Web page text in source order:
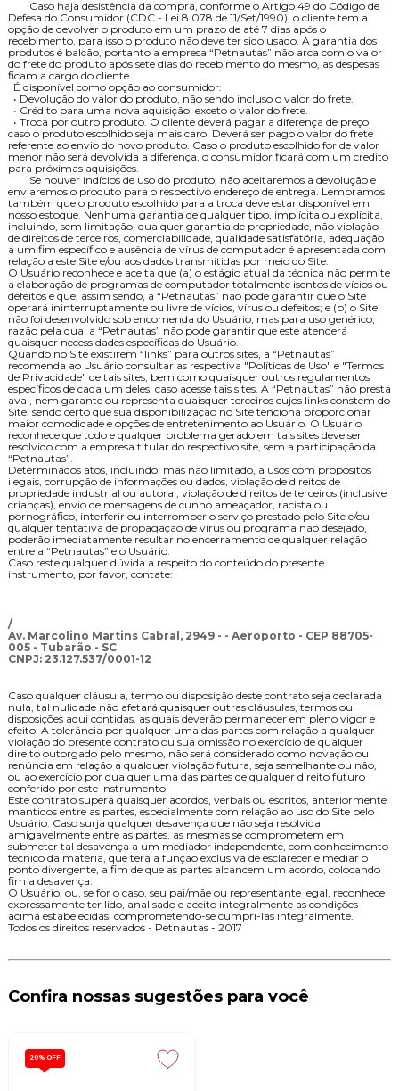
Caso haja desistência da compra, conforme o Artigo 49 do Código de
Defesa do Consumidor (CDC - Lei 8.078 de 11/Set/1990), o cliente tem a
opção de devolver o produto em um prazo de até 7 dias após o
recebimento, para isso o produto não deve ter sido usado. A garantia dos
produtos é balcão, portanto a empresa “Petnautas” não arca com o valor
do frete do produto após sete dias do recebimento do mesmo, as despesas
ficam a cargo do cliente.
É disponível como opção ao consumidor:
• Devolução do valor do produto, não sendo incluso o valor do frete.
• Crédito para uma nova aquisição, exceto o valor do frete.
• Troca por outro produto. O cliente deverá pagar a diferença de preço
caso o produto escolhido seja mais caro. Deverá ser pago o valor do frete
referente ao envio do novo produto. Caso o produto escolhido for de valor
menor não será devolvida a diferença, o consumidor ficará com um credito
para próximas aquisições.
Se houver indícios de uso do produto, não aceitaremos a devolução e
enviaremos o produto para o respectivo endereço de entrega. Lembramos
também que o produto escolhido para a troca deve estar disponível em
nosso estoque. Nenhuma garantia de qualquer tipo, implícita ou explícita,
incluindo, sem limitação, qualquer garantia de propriedade, não violação
de direitos de terceiros, comerciabilidade, qualidade satisfatória, adequação
a um fim específico e ausência de vírus de computador é apresentada com
relação a este Site e/ou aos dados transmitidas por meio do Site.
O Usuário reconhece e aceita que (a) o estágio atual da técnica não permite
a elaboração de programas de computador totalmente isentos de vícios ou
defeitos e que, assim sendo, a “Petnautas” não pode garantir que o Site
operará ininterruptamente ou livre de vícios, vírus ou defeitos; e (b) o Site
não foi desenvolvido sob encomenda do Usuário, mas para uso genérico,
razão pela qual a “Petnautas” não pode garantir que este atender
quaisquer necessidades específicas do Usuário.
Quando no Site existirem “links” para outros sites, a “Petnautas”
recomenda ao Usuário consultar as respectiva "Políticas de Uso" e "Termos
de Privacidade" de tais sites, bem como quaisquer outros regulamentos
específicos de cada um deles, caso acesse tais sites. A “Petnautas” não presta
aval, nem garante ou representa quaisquer terceiros cujos links constem do
Site, sendo certo que sua disponibilização no Site tenciona proporcionar
maior comodidade e opções de entretenimento ao Usuário. O Usuário
reconhece que todo e qualquer problema gerado em tais sites deve ser
resolvido com a empresa titular do respectivo site, sem a participação da
“Petnautas”.
Determinados atos, incluindo, mas não limitado, a usos com propósitos
ilegais, corrupção de informações ou dados, violação de direitos de
propriedade industrial ou autoral, violação de direitos de terceiros (inclusive
crianças), envio de mensagens de cunho ameaçador, racista ou
pornográfico, interferir ou interromper o serviço prestado pelo Site e/ou
qualquer tentativa de propagação de vírus ou programa não desejado,
poderão imediatamente resultar no encerramento de qualquer relação
entre a “Petnautas” e o Usuário.
Caso reste qualquer dúvida a respeito do conteúdo do presente
instrumento, por favor, contate:
/
Av. Marcolino Martins Cabral, 2949 - - Aeroporto - CEP 88705-
005 - Tubarão - SC
CNPJ: 23.127.537/0001-12
Caso qualquer cláusula, termo ou disposição deste contrato seja declarada
nula, tal nulidade não afetará quaisquer outras cláusulas, termos ou
disposições aqui contidas, as quais deverão permanecer em pleno vigor e
efeito. A tolerância por qualquer uma das partes com relação a qualquer
violação do presente contrato ou sua omissão no exercício de qualquer
direito outorgado pelo mesmo, não será considerado como novação ou
renúncia em relação a qualquer violação futura, seja semelhante ou não,
ou ao exercício por qualquer uma das partes de qualquer direito futuro
conferido por este instrumento.
Este contrato supera quaisquer acordos, verbais ou escritos, anteriormente
mantidos entre as partes, especialmente com relação ao uso do Site pelo
Usuário. Caso surja qualquer desavença que não seja resolvida
amigavelmente entre as partes, as mesmas se comprometem em
submeter tal desavença a um mediador independente, com conhecimento
técnico da matéria, que terá a função exclusiva de esclarecer e mediar o
ponto divergente, a fim de que as partes alcancem um acordo, colocando
fim a desavença.
O Usuário, ou, se for o caso, seu pai/mãe ou representante legal, reconhece
expressamente ter lido, analisado e aceito integralmente as condições
acima estabelecidas, comprometendo-se cumpri-las integralmente.
Todos os direitos reservados - Petnautas - 2017
Confira nossas sugestões para você
20% OFF